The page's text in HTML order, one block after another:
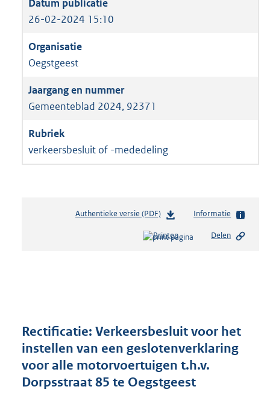
26-02-2024 15:10
Oegstgeest
Gemeenteblad 2024, 92371
verkeersbesluit of -mededeling
Authentieke versie (PDF)b
s
r
o
t
t
e
Informatie
Printen Delen
Rectificatie: Verkeersbesluit voor het
instellen van een geslotenverklaring
voor alle motorvoertuigen t.h.v.
Dorpsstraat 85 te Oegstgeest